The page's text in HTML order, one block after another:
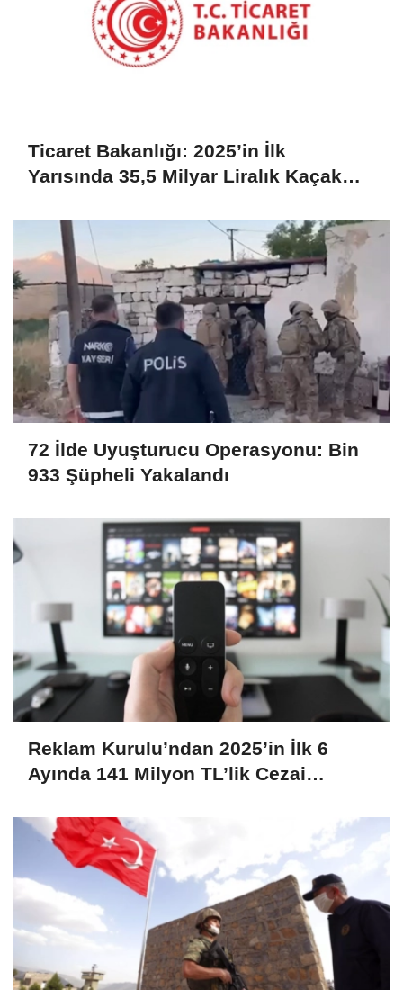
Ticaret Bakanlığı: 2025’in İlk
Yarısında 35,5 Milyar Liralık Kaçak
72 İlde Uyuşturucu Operasyonu: Bin
933 Şüpheli Yakalandı
Reklam Kurulu’ndan 2025’in İlk 6
Ayında 141 Milyon TL’lik Cezai